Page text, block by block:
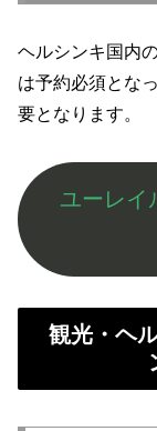
ヘルシンキ国内
は予約必須とな
要となります。
ユーレイ
観光・ヘ